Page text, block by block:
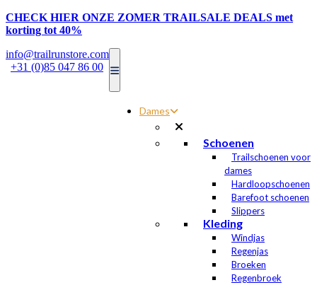
CHECK HIER ONZE ZOMER TRAILSALE DEALS met
korting tot 40%
info@trailrunstore.com
+31 (0)85 047 86 00
Dames
Schoenen
Trailschoenen voor
dames
Hardloopschoenen
Barefoot schoenen
Slippers
Kleding
Windjas
Regenjas
Broeken
Regenbroek